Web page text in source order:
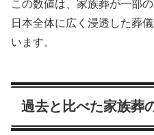
この数値は、家族葬が一部
日本全体に広く浸透した葬
います。
過去と比べた家族葬